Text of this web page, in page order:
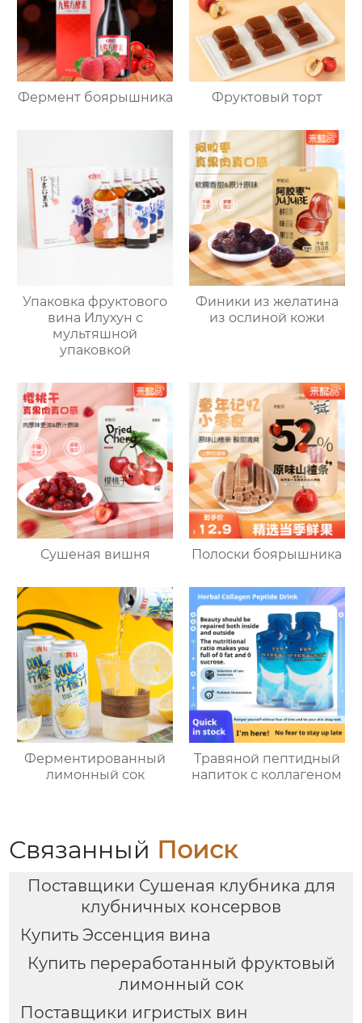
Фермент боярышника Фруктовый торт
Упаковка фруктового
вина Илухун с
мультяшной
упаковкой
Финики из желатина
из ослиной кожи
Сушеная вишня Полоски боярышника
Ферментированный
лимонный сок
Травяной пептидный
напиток с коллагеном
Связанный Поиск
Поставщики Сушеная клубника для
клубничных консервов
Купить Эссенция вина
Купить переработанный фруктовый
лимонный сок
Поставщики игристых вин